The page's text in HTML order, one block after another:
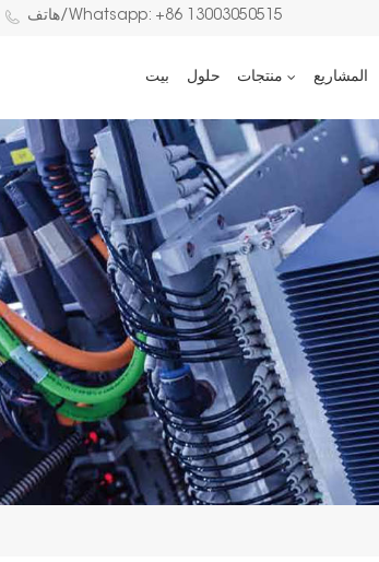
هاتف/Whatsapp: +86 13003050515
بيت حلول منتجات المشاريع